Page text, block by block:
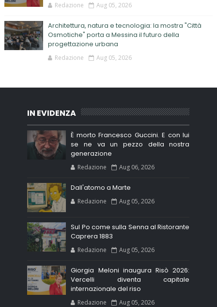
Redazione Aug 05, 2026
Architettura, natura e tecnologia: la mostra "Città
Osmotiche" porta a Messina il futuro della
progettazione urbana
Redazione Aug 05, 2026
IN EVIDENZA
È morto Francesco Guccini. E con lui
se ne va un pezzo della nostra
generazione
Redazione Aug 06, 2026
Dall'atomo a Marte
Redazione Aug 05, 2026
Sul Po come sulla Senna al Ristorante
Caprera 1883
Redazione Aug 05, 2026
Giorgia Meloni inaugura Risò 2026:
Vercelli diventa capitale
internazionale del riso
Redazione Aug 05, 2026